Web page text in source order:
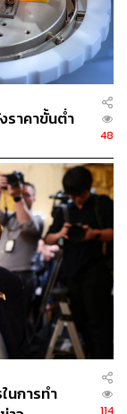
AFP/Profile
าย
าโต ก่อตั้งขึ้น
ารของประเทศ
นับสนุนจาก
ค์เพื่อการ
มิวนิสต์ภายใต้
โซเวียตเป็น
ะวันออกล่ม
for
งทหารกับ
ราคาขั้นต่ำ
48
นการทำ
114